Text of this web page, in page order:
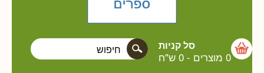
סל קניות
0 מוצרים - 0 ש"ח